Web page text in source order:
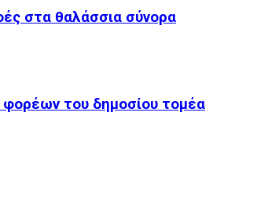
στα θαλάσσια σύνορα
φορέων του δημοσίου τομέα